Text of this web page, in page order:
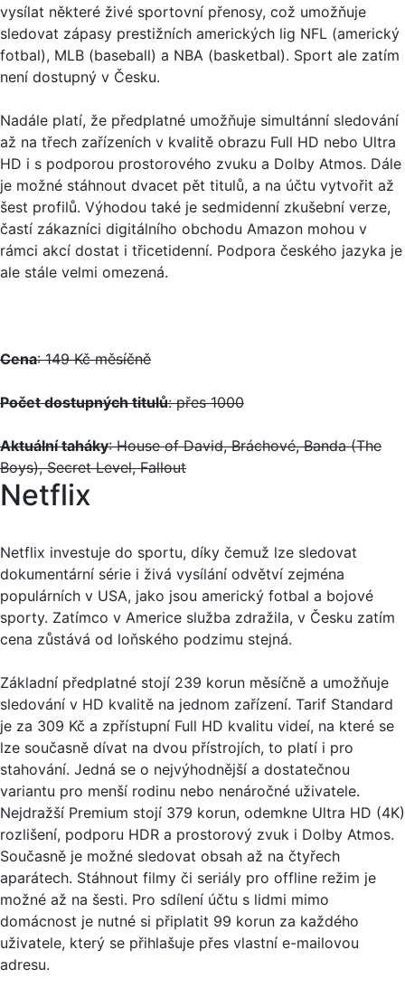
vysílat některé živé sportovní přenosy, což umožňuje
sledovat zápasy prestižních amerických lig NFL (americký
fotbal), MLB (baseball) a NBA (basketbal). Sport ale zatím
není dostupný v Česku.
Nadále platí, že předplatné umožňuje simultánní sledování
až na třech zařízeních v kvalitě obrazu Full HD nebo Ultra
HD i s podporou prostorového zvuku a Dolby Atmos. Dále
je možné stáhnout dvacet pět titulů, a na účtu vytvořit až
šest profilů. Výhodou také je sedmidenní zkušební verze,
častí zákazníci digitálního obchodu Amazon mohou v
rámci akcí dostat i třicetidenní. Podpora českého jazyka je
ale stále velmi omezená.
Cena: 149 Kč měsíčně
Počet dostupných titulů: přes 1000
Aktuální taháky: House of David, Bráchové, Banda (The
Boys), Secret Level, Fallout
Netflix
Netflix investuje do sportu, díky čemuž lze sledovat
dokumentární série i živá vysílání odvětví zejména
populárních v USA, jako jsou americký fotbal a bojové
sporty. Zatímco v Americe služba zdražila, v Česku zatím
cena zůstává od loňského podzimu stejná.
Základní předplatné stojí 239 korun měsíčně a umožňuje
sledování v HD kvalitě na jednom zařízení. Tarif Standard
je za 309 Kč a zpřístupní Full HD kvalitu videí, na které se
lze současně dívat na dvou přístrojích, to platí i pro
stahování. Jedná se o nejvýhodnější a dostatečnou
variantu pro menší rodinu nebo nenáročné uživatele.
Nejdražší Premium stojí 379 korun, odemkne Ultra HD (4K)
rozlišení, podporu HDR a prostorový zvuk i Dolby Atmos.
Současně je možné sledovat obsah až na čtyřech
aparátech. Stáhnout filmy či seriály pro offline režim je
možné až na šesti. Pro sdílení účtu s lidmi mimo
domácnost je nutné si připlatit 99 korun za každého
uživatele, který se přihlašuje přes vlastní e-mailovou
adresu.